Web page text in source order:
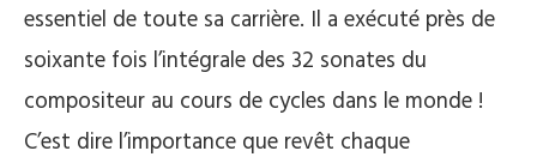
essentiel de toute sa carrière. Il a exécuté près de
soixante fois l’intégrale des 32 sonates du
compositeur au cours de cycles dans le monde !
C’est dire l’importance que revêt chaque